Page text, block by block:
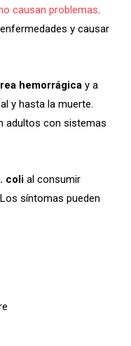
causan problemas.
y causar
hemorrágica y a
y hasta la muerte.
adultos con sistemas
coli al consumir
síntomas pueden